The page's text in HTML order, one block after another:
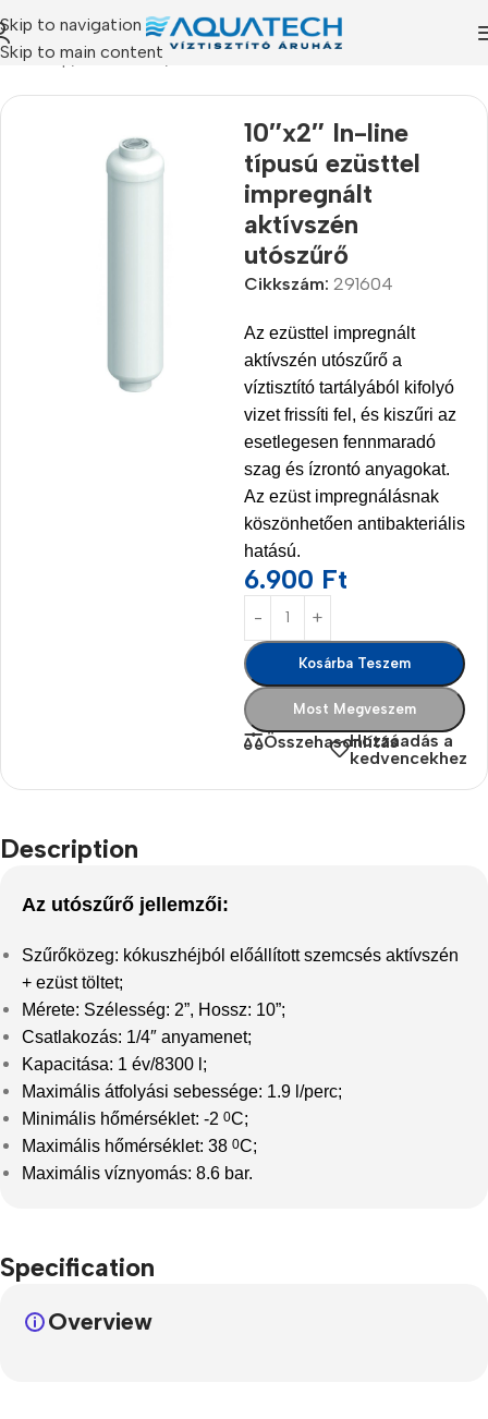
Skip to navigation
Skip to main content
Kezdőlap/Termékeink
10″x2″ In-line
típusú ezüsttel
impregnált
aktívszén
utószűrő
Cikkszám: 291604
Az ezüsttel impregnált
aktívszén utószűrő a
víztisztító tartályából kifolyó
vizet frissíti fel, és kiszűri az
esetlegesen fennmaradó
szag és ízrontó anyagokat.
Az ezüst impregnálásnak
köszönhetően antibakteriális
hatású.
6.900 Ft
Kosárba Teszem
Most Megveszem
ÖsszehasonlításHozzáadás a
kedvencekhez
Description
Az utószűrő jellemzői:
Szűrőközeg: kókuszhéjból előállított szemcsés aktívszén
+ ezüst töltet;
Mérete: Szélesség: 2”, Hossz: 10”;
Csatlakozás: 1/4″ anyamenet;
Kapacitása: 1 év/8300 l;
Maximális átfolyási sebessége: 1.9 l/perc;
Minimális hőmérséklet: -2 0C;
Maximális hőmérséklet: 38 0C;
Maximális víznyomás: 8.6 bar.
Specification
Overview